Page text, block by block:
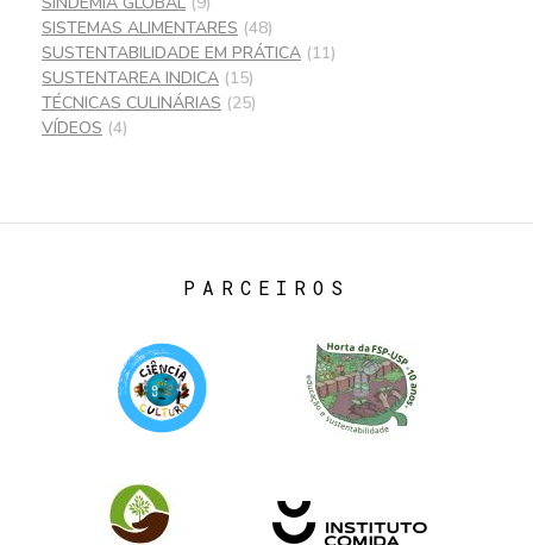
SISTEMAS ALIMENTARES (48)
SUSTENTABILIDADE EM PRÁTICA (11)
SUSTENTAREA INDICA (15)
TÉCNICAS CULINÁRIAS (25)
VÍDEOS (4)
PARCEIROS